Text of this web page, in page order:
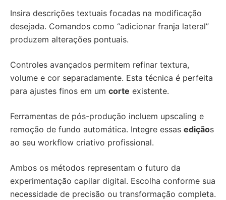
Insira descrições textuais focadas na modificação
desejada. Comandos como “adicionar franja lateral”
produzem alterações pontuais.
Controles avançados permitem refinar textura,
volume e cor separadamente. Esta técnica é perfeita
para ajustes finos em um corte existente.
Ferramentas de pós-produção incluem upscaling e
remoção de fundo automática. Integre essas ediçãos
ao seu workflow criativo profissional.
Ambos os métodos representam o futuro da
experimentação capilar digital. Escolha conforme sua
necessidade de precisão ou transformação completa.